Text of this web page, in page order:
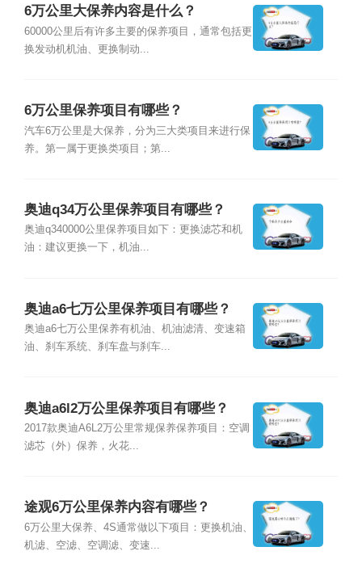
6万公里大保养内容是什么？
60000公里后有许多主要的保养项目，通常包括更
换发动机机油、更换制动...
6万公里保养项目有哪些？
汽车6万公里是大保养，分为三大类项目来进行保
养。第一属于更换类项目；第...
奥迪q34万公里保养项目有哪些？
奥迪q340000公里保养项目如下：更换滤芯和机
油：建议更换一下，机油...
奥迪a6七万公里保养项目有哪些？
奥迪a6七万公里保养有机油、机油滤清、变速箱
油、刹车系统、刹车盘与刹车...
奥迪a6l2万公里保养项目有哪些？
2017款奥迪A6L2万公里常规保养保养项目：空调
滤芯（外）保养，火花...
途观6万公里保养内容有哪些？
6万公里大保养、4S通常做以下项目：更换机油、
机滤、空滤、空调滤、变速...